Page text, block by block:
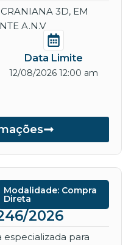
3D, EM
A.N.V
Data Limite
12/08/2026 12:00 am
Modalidade: Compra
Direta
2026
para